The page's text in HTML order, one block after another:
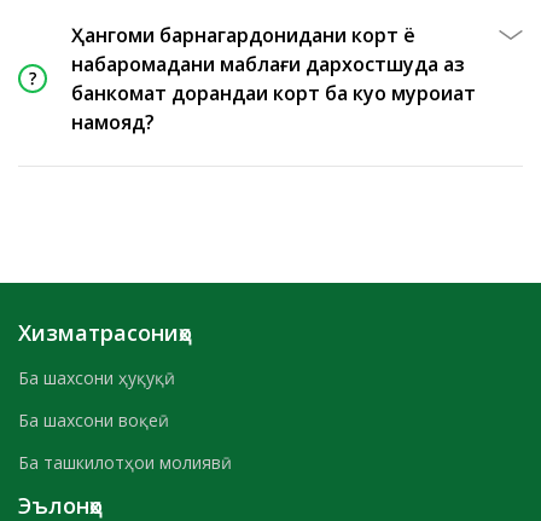
Ҳангоми барнагардонидани корт ё
набаромадани маблағи дархостшуда аз
банкомат дорандаи корт ба куҷо муроҷиат
намояд?
Хизматрасониҳо
Ба шахсони ҳуқуқӣ
Ба шахсони воқеӣ
Ба ташкилотҳои молиявӣ
Эълонҳо